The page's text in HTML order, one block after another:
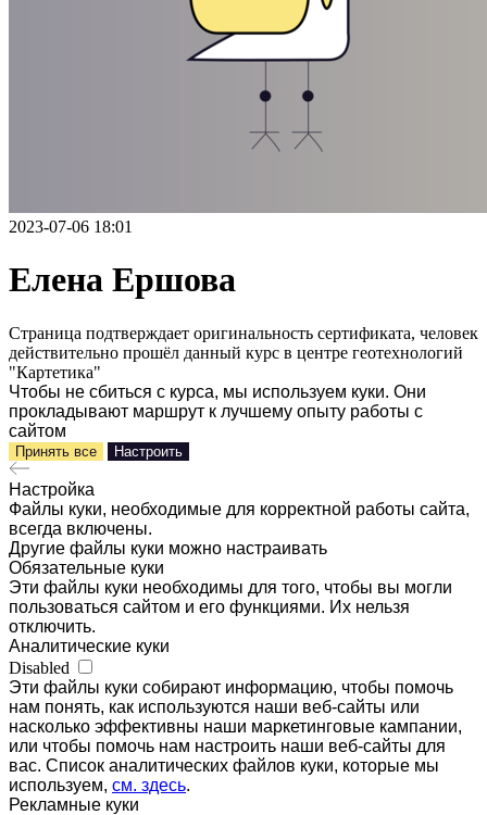
2023-07-06 18:01
Елена Ершова
Страница подтверждает оригинальность сертификата, человек
действительно прошёл данный курс в центре геотехнологий
"Картетика"
Чтобы не сбиться с курса, мы используем куки. Они
прокладывают маршрут к лучшему опыту работы с
сайтом
Принять все Настроить
Настройка
Файлы куки, необходимые для корректной работы сайта,
всегда включены.
Другие файлы куки можно настраивать
Обязательные куки
Эти файлы куки необходимы для того, чтобы вы могли
пользоваться сайтом и его функциями. Их нельзя
отключить.
Аналитические куки
Disabled
Эти файлы куки собирают информацию, чтобы помочь
нам понять, как используются наши веб-сайты или
насколько эффективны наши маркетинговые кампании,
или чтобы помочь нам настроить наши веб-сайты для
вас. Список аналитических файлов куки, которые мы
используем, см. здесь.
Рекламные куки